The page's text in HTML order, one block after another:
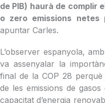
de PIB) haurà de complir
o zero emissions netes
apuntar Carles.
L’observer espanyola,
va assenyalar la
final de la COP 28
de les emissions de
capacitat d’energia